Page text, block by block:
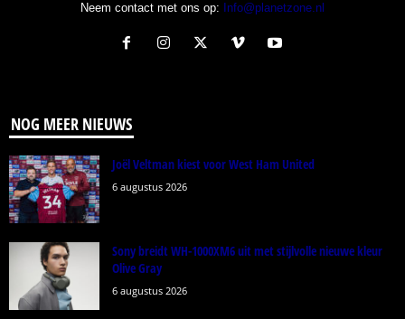
Neem contact met ons op: Info@planetzone.nl
NOG MEER NIEUWS
Joël Veltman kiest voor West Ham United
6 augustus 2026
Sony breidt WH-1000XM6 uit met stijlvolle nieuwe kleur
Olive Gray
6 augustus 2026